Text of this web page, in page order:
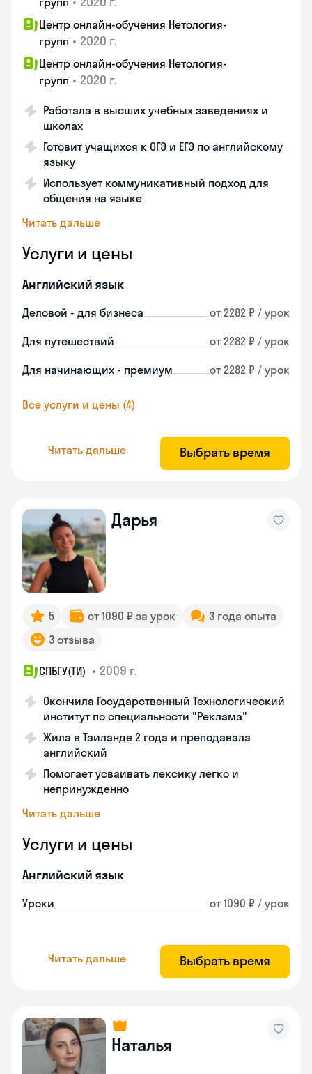
Центр онлайн-обучения Нетология-
групп • 2020 г.
Центр онлайн-обучения Нетология-
групп • 2020 г.
Работала в высших учебных заведениях и
школах
Готовит учащихся к ОГЭ и ЕГЭ по английскому
языку
Использует коммуникативный подход для
общения на языке
Читать дальше
Услуги и цены
Английский язык
Деловой - для бизнеса от 2282 ₽ / урок
Для путешествий от 2282 ₽ / урок
Для начинающих - премиум от 2282 ₽ / урок
Все услуги и цены (4)
Читать дальше Выбрать время
Дарья
5 от 1090 ₽ за урок
3 года опыта
3 отзыва
СПБГУ(ТИ) • 2009 г.
Окончила Государственный Технологический
институт по специальности "Реклама"
Жила в Таиланде 2 года и преподавала
английский
Помогает усваивать лексику легко и
непринужденно
Читать дальше
Услуги и цены
Английский язык
Уроки от 1090 ₽ / урок
Читать дальше Выбрать время
Наталья